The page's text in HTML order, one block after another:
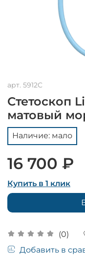
арт. 5912C
Стетоскоп
матовый
(0)
Добавить в
Наличие: мало
16 700 ₽
Купить в 1 клик